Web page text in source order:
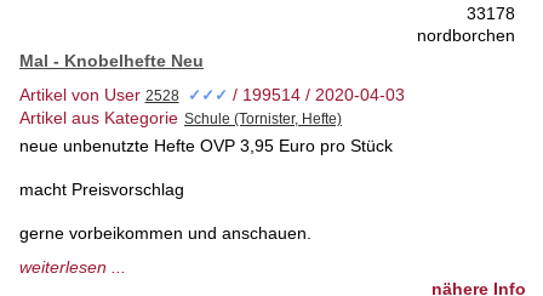
33178
nordborchen
Mal - Knobelhefte Neu
Artikel von User
✓✓✓ / 199514 / 2020-04-03
Artikel aus Kategorie
neue unbenutzte Hefte OVP 3,95 Euro pro Stück
macht Preisvorschlag
gerne vorbeikommen und anschauen.
Auch vor der Haustür./ würde auch bei Kostenübernahme
weiterlesen ...
nähere Info